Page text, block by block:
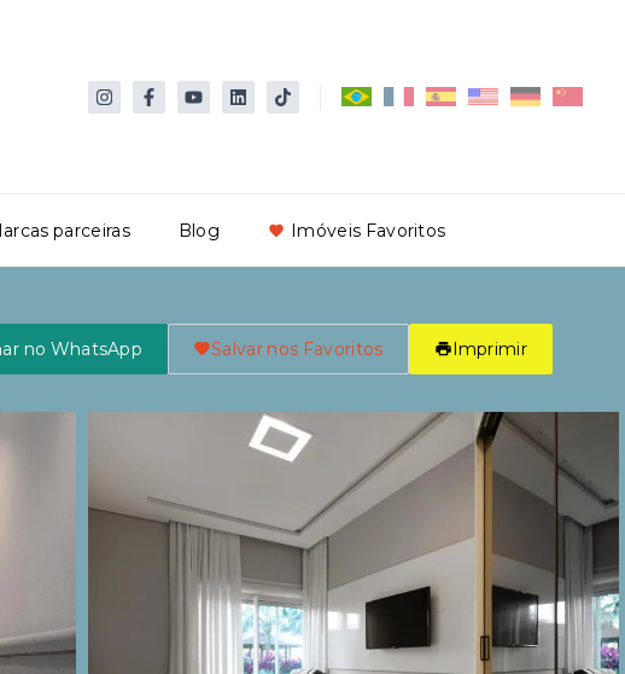
parceiras Blog Imóveis Favoritos
no WhatsApp Salvar nos Favoritos Imprimir